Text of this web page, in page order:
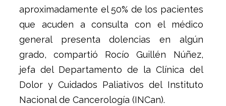
aproximadamente el 50% de los pacientes
que acuden a consulta con el médico
general presenta dolencias en algún
grado, compartió Rocío Guillén Núñez,
jefa del Departamento de la Clínica del
Dolor y Cuidados Paliativos del Instituto
Nacional de Cancerología (INCan).